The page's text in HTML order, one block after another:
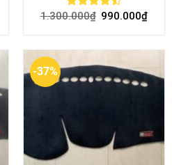
Rated
1.300.000₫ 990.000₫
-37%